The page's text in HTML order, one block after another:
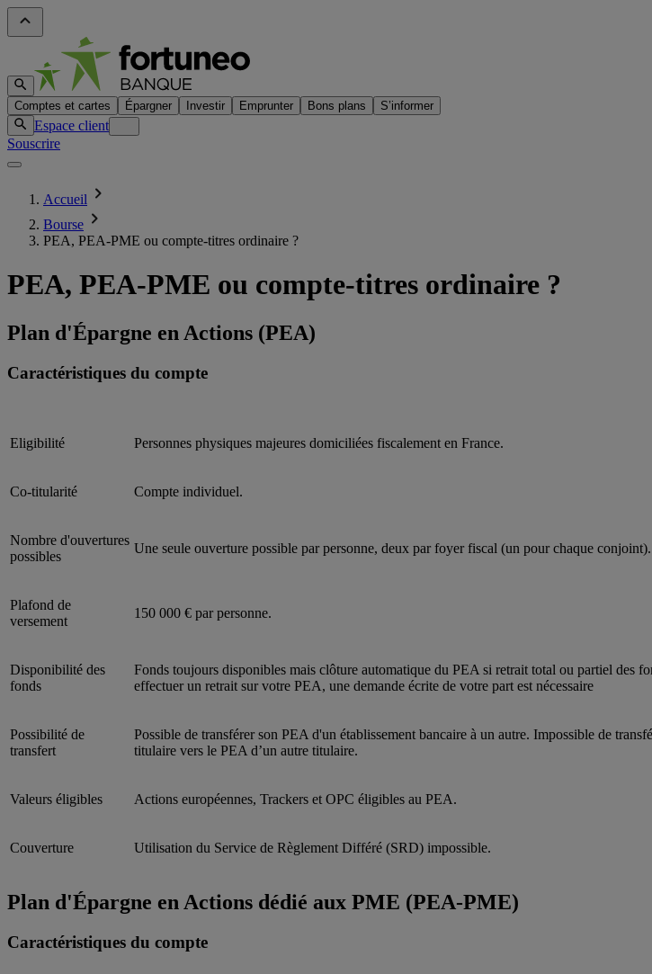
Comptes et cartes Épargner Investir Emprunter Bons plans S’informer
Espace client
Souscrire
Accueil
Bourse
PEA, PEA-PME ou compte-titres ordinaire ?
PEA, PEA-PME ou compte-titres ordinaire ?
Plan d'Épargne en Actions (PEA)
Caractéristiques du compte
Eligibilité Personnes physiques majeures domiciliées fiscalement en France.
Co-titularité Compte individuel.
Nombre d'ouvertures
possibles
Une seule ouverture possible par personne, deux par foyer fiscal (un pour chaque conjoint).
Plafond de
versement
150 000 € par personne.
Disponibilité des
fonds
Fonds toujours disponibles mais clôture automatique du PEA si retrait total ou partiel des
effectuer un retrait sur votre PEA, une demande écrite de votre part est nécessaire
Possibilité de
transfert
Possible de transférer son PEA d'un établissement bancaire à un autre. Impossible de
titulaire vers le PEA d’un autre titulaire.
Valeurs éligibles Actions européennes, Trackers et OPC éligibles au PEA.
Couverture Utilisation du Service de Règlement Différé (SRD) impossible.
Plan d'Épargne en Actions dédié aux PME (PEA-PME)
Caractéristiques du compte